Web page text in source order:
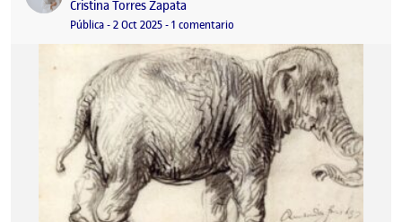
Publicado por
Cristina Torres Zapata
Visibilidad:
Pública-Fecha de publicación
2 Oct 2025-1 comentario